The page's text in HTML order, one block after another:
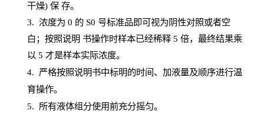
干燥) 保 存。
3. 浓度为 0 的 S0 号标准品即可视为阴性对照或者空
白；按照说明 书操作时样本已经稀释5 倍，最终结果乘
以 5 才是样本实际浓度。
4. 严格按照说明书中标明的时间、加液量及顺序进行温
育操作。
5. 所有液体组分使用前充分摇匀。